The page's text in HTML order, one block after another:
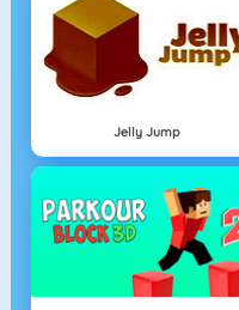
Jelly Jump